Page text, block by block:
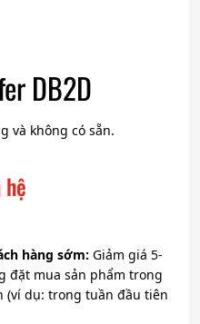
DB2D
và không có sẵn.
hàng sớm: Giảm giá 5-
đặt mua sản phẩm trong
dụ: trong tuần đầu tiên